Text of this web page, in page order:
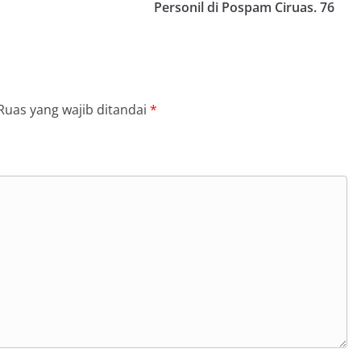
Personil di Pospam Ciruas. 76
yang wajib ditandai *